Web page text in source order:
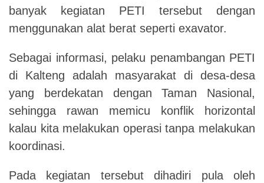
banyak kegiatan PETI tersebut dengan
menggunakan alat berat seperti exavator.
Sebagai informasi, pelaku penambangan PETI
di Kalteng adalah masyarakat di desa-desa
yang berdekatan dengan Taman Nasional,
sehingga rawan memicu konflik horizontal
kalau kita melakukan operasi tanpa melakukan
koordinasi.
Pada kegiatan tersebut dihadiri pula oleh